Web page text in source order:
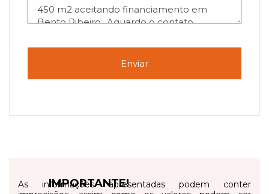
Enviar
IMPORTANTE!
As informações apresentadas podem conter